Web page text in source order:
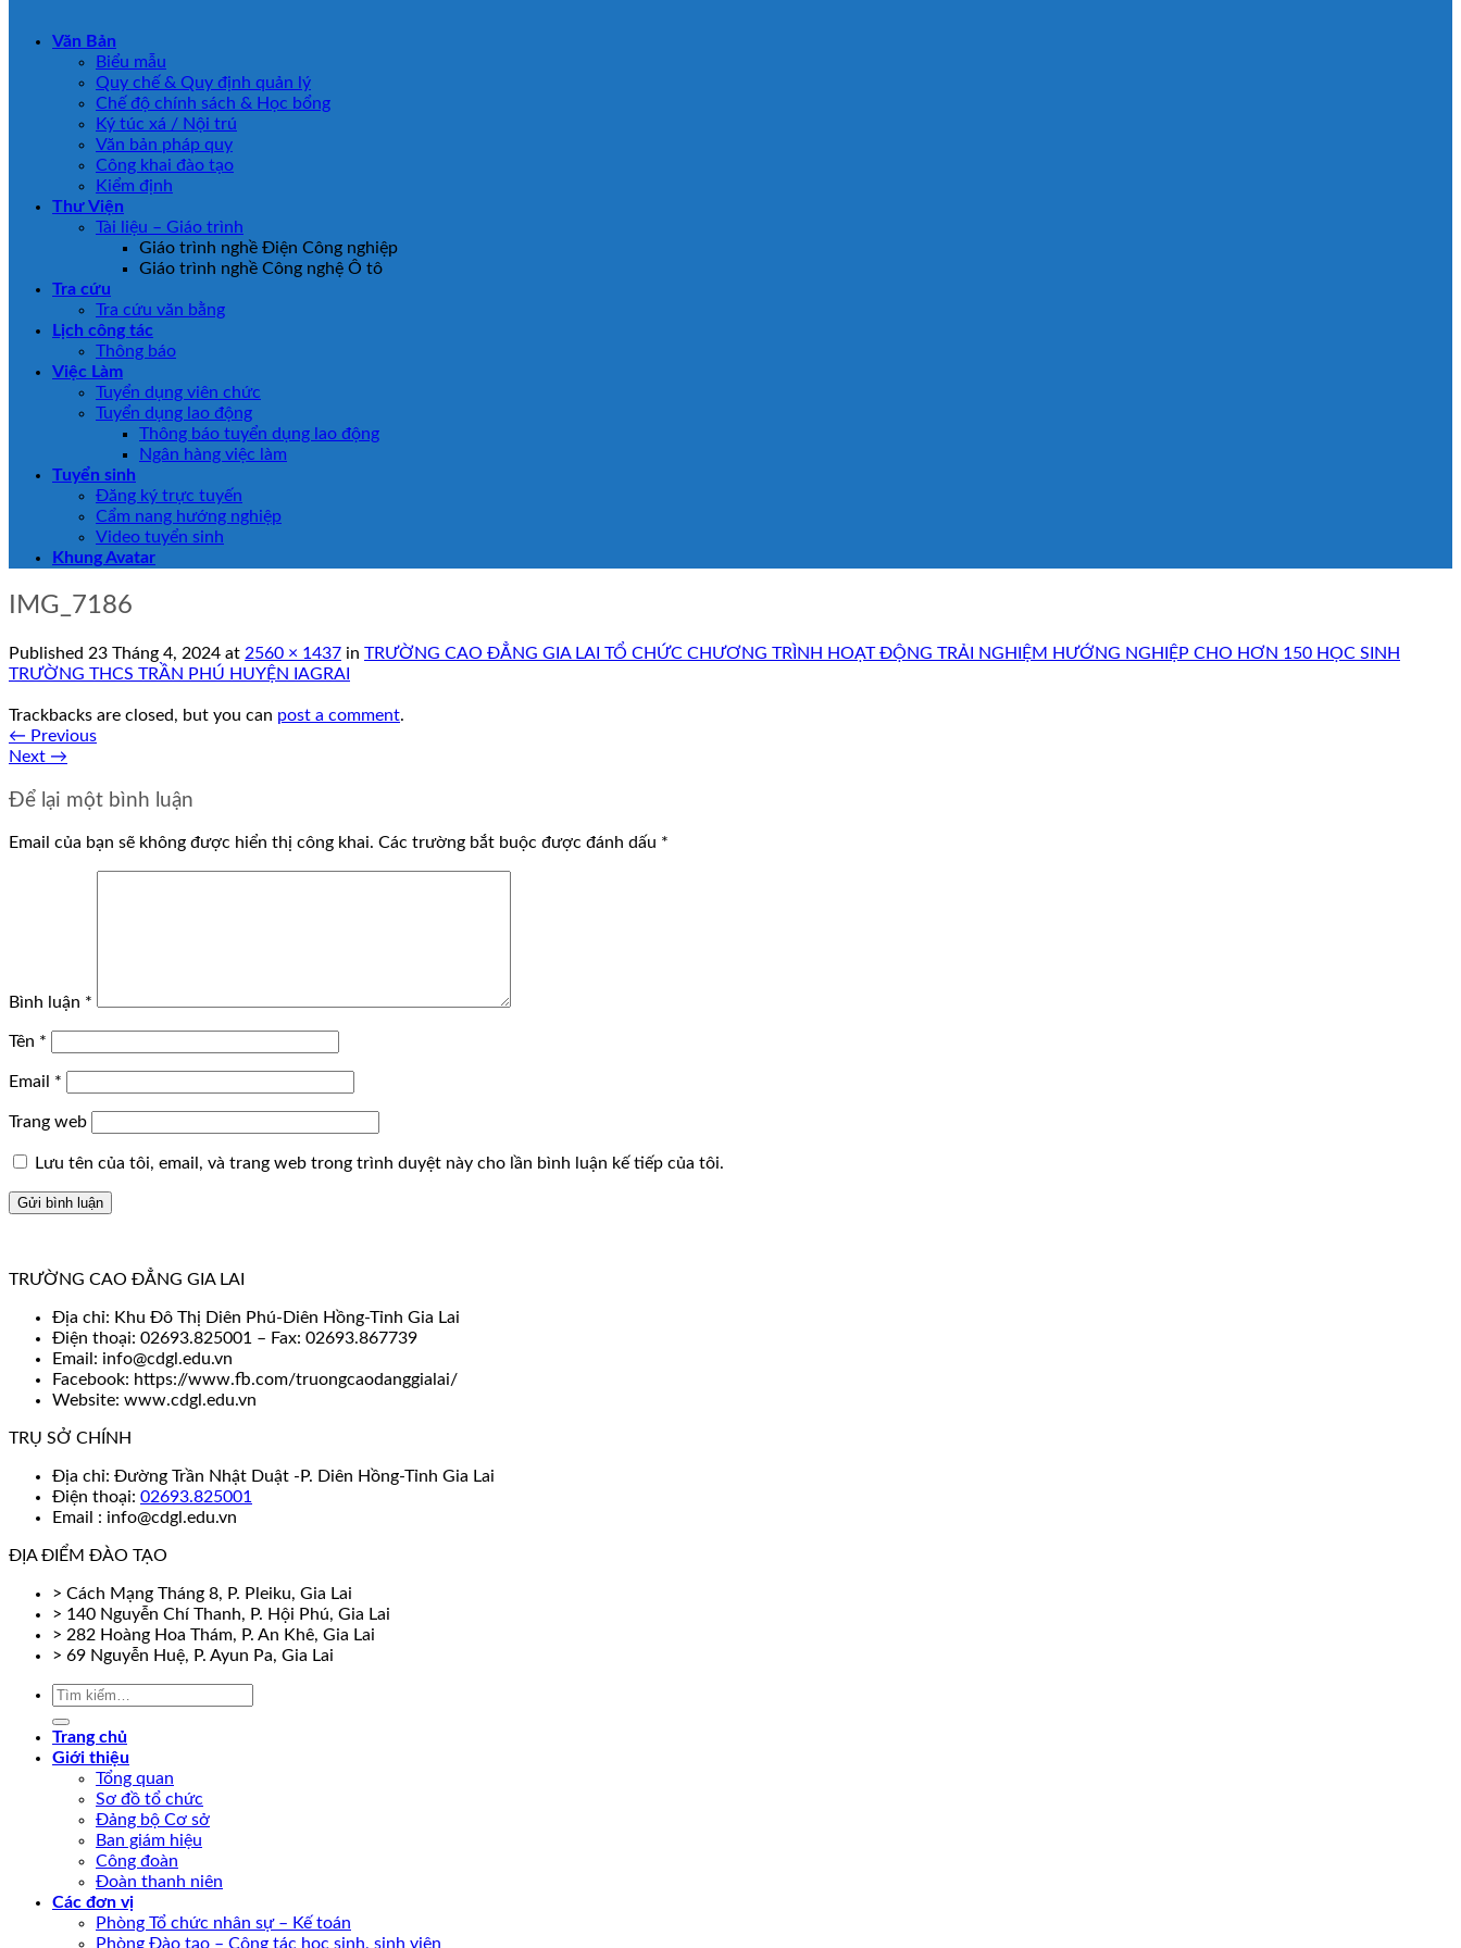
Văn Bản
Biểu mẫu
Quy chế & Quy định quản lý
Chế độ chính sách & Học bổng
Ký túc xá / Nội trú
Văn bản pháp quy
Công khai đào tạo
Kiểm định
Thư Viện
Tài liệu – Giáo trình
Giáo trình nghề Điện Công nghiệp
Giáo trình nghề Công nghệ Ô tô
Tra cứu
Tra cứu văn bằng
Lịch công tác
Thông báo
Việc Làm
Tuyển dụng viên chức
Tuyển dụng lao động
Thông báo tuyển dụng lao động
Ngân hàng việc làm
Tuyển sinh
Đăng ký trực tuyến
Cẩm nang hướng nghiệp
Video tuyển sinh
Khung Avatar
IMG_7186
Published 23 Tháng 4, 2024 at 2560 × 1437 in TRƯỜNG CAO ĐẲNG GIA LAI TỔ CHỨC CHƯƠNG TRÌNH HOẠT ĐỘNG TRẢI NGHIỆM HƯỚNG NGHIỆP CHO HƠN 150 HỌC SINH
TRƯỜNG THCS TRẦN PHÚ HUYỆN IAGRAI
Trackbacks are closed, but you can post a comment.
← Previous
Next →
Để lại một bình luận
Email của bạn sẽ không được hiển thị công khai. Các trường bắt buộc được đánh dấu *
Bình luận *
Tên *
Email *
Trang web
Lưu tên của tôi, email, và trang web trong trình duyệt này cho lần bình luận kế tiếp của tôi.
TRƯỜNG CAO ĐẲNG GIA LAI
Địa chỉ: Khu Đô Thị Diên Phú-Diên Hồng-Tỉnh Gia Lai
Điện thoại: 02693.825001 – Fax: 02693.867739
Email: info@cdgl.edu.vn
Facebook: https://www.fb.com/truongcaodanggialai/
Website: www.cdgl.edu.vn
TRỤ SỞ CHÍNH
Địa chỉ: Đường Trần Nhật Duật -P. Diên Hồng-Tỉnh Gia Lai
Điện thoại: 02693.825001
Email : info@cdgl.edu.vn
ĐỊA ĐIỂM ĐÀO TẠO
> Cách Mạng Tháng 8, P. Pleiku, Gia Lai
> 140 Nguyễn Chí Thanh, P. Hội Phú, Gia Lai
> 282 Hoàng Hoa Thám, P. An Khê, Gia Lai
> 69 Nguyễn Huệ, P. Ayun Pa, Gia Lai
Trang chủ
Giới thiệu
Tổng quan
Sơ đồ tổ chức
Đảng bộ Cơ sở
Ban giám hiệu
Công đoàn
Đoàn thanh niên
Các đơn vị
Phòng Tổ chức nhân sự – Kế toán
Phòng Đào tạo – Công tác học sinh, sinh viên